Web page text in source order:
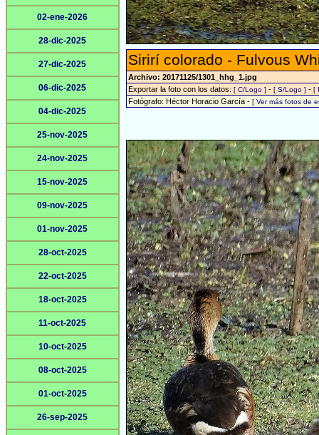
02-ene-2026
28-dic-2025
27-dic-2025
06-dic-2025
04-dic-2025
25-nov-2025
24-nov-2025
15-nov-2025
09-nov-2025
01-nov-2025
28-oct-2025
22-oct-2025
18-oct-2025
11-oct-2025
10-oct-2025
08-oct-2025
01-oct-2025
26-sep-2025
Sirirí colorado - Fulvous
Archivo: 20171125/1301_hhg_1.jpg
Exportar la foto con los datos: [ C/Logo ] - [ S/Logo ] - [
Fotógrafo: Héctor Horacio García - [ Ver más fotos de